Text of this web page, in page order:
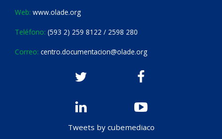
Web: www.olade.org
Teléfono: (593 2) 259 8122 / 2598 280
Correo: centro.documentacion@olade.org
Tweets by cubemediaco